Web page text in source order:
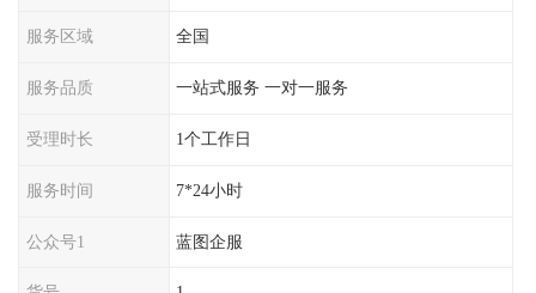
服务区域 全国
服务品质 一站式服务 一对一服务
受理时长 1个工作日
服务时间 7*24小时
公众号1 蓝图企服